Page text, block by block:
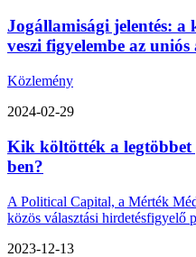
Jogállamisági jelentés:
veszi figyelembe az
Közlemény
2024-02-29
Kik költötték a legtöbbet
ben?
A Political Capital, a Mérték
közös választási hirdetésfigyelő
2023-12-13